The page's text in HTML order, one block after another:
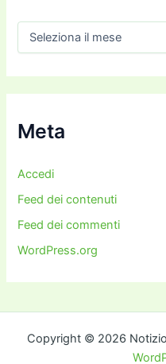
h
i
iMeta
Accedi
Feed dei contenuti
Feed dei commenti
WordPress.org
Copyright © 2026